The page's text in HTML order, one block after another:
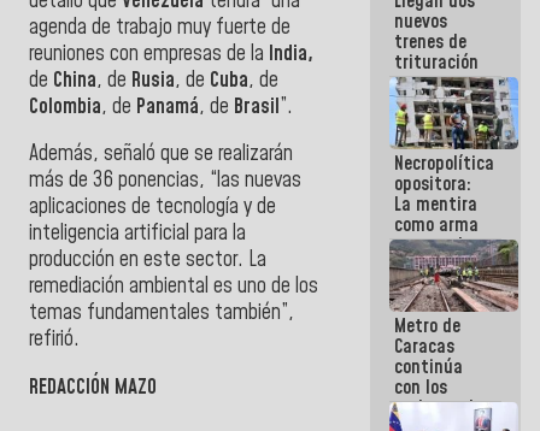
agenda de trabajo muy fuerte de
reuniones con empresas de la India,
de China, de Rusia, de Cuba, de
Colombia, de Panamá, de Brasil”.
Además, señaló que se realizarán
más de 36 ponencias, “las nuevas
aplicaciones de tecnología y de
inteligencia artificial para la
producción en este sector. La
remediación ambiental es uno de los
temas fundamentales también”,
refirió.
REDACCIÓN MAZO
embarrarla
nuevos
trenes de
trituración
para
optimizar
manejo de
escombros
en La Guaira
Necropolítica
opositora:
La mentira
como arma
contra el
Pueblo
Metro de
Caracas
continúa
con los
trabajos de